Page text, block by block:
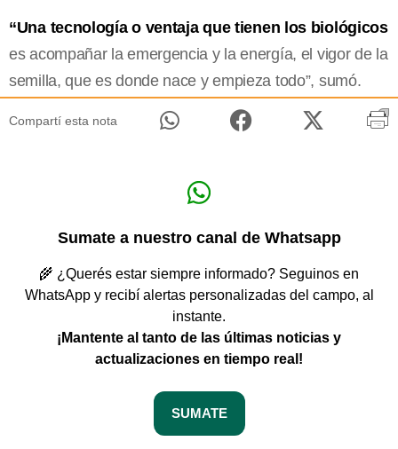
“Una tecnología o ventaja que tienen los biológicos
es acompañar la emergencia y la energía, el vigor de la
semilla, que es donde nace y empieza todo”, sumó.
Compartí esta nota
Sumate a nuestro canal de Whatsapp
🌾 ¿Querés estar siempre informado? Seguinos en
WhatsApp y recibí alertas personalizadas del campo, al
instante.
¡Mantente al tanto de las últimas noticias y
actualizaciones en tiempo real!
SUMATE